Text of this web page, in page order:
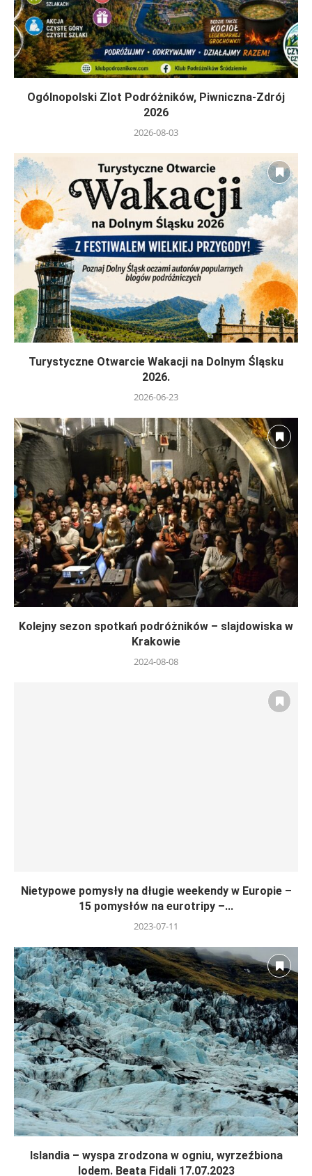
Ogólnopolski Zlot Podróżników, Piwniczna-Zdrój
2026
2026-08-03
Turystyczne Otwarcie Wakacji na Dolnym Śląsku
2026.
2026-06-23
Kolejny sezon spotkań podróżników – slajdowiska w
Krakowie
2024-08-08
Nietypowe pomysły na długie weekendy w Europie –
15 pomysłów na eurotripy –...
2023-07-11
Islandia – wyspa zrodzona w ogniu, wyrzeźbiona
lodem. Beata Fidali 17.07.2023